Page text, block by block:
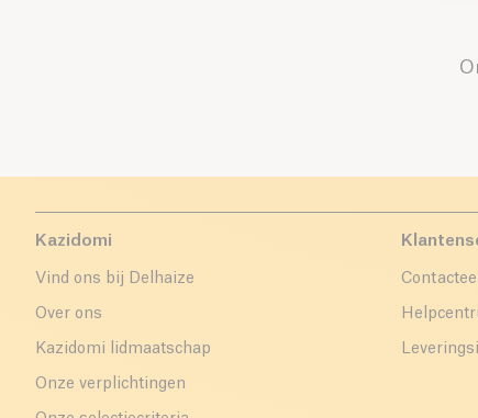
Kazidomi
Vind ons bij Delhaize
Over ons
Kazidomi lidmaatschap
Onze verplichtingen